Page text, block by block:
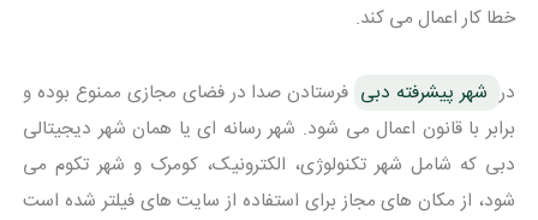
خطا کار اعمال می کند.
در شهر پیشرفته دبی فرستادن صدا در فضای مجازی ممنوع بوده و
برابر با قانون اعمال می شود. شهر رسانه ای یا همان شهر دیجیتالی
دبی که شامل شهر تکنولوژی، الکترونیک، کومرک و شهر تکوم می
شود، از مکان های مجاز برای استفاده از سایت های فیلتر شده است